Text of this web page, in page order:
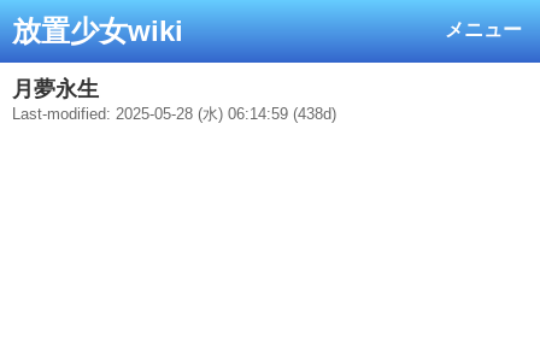
メニュー
放置少女wiki
月夢永生
Last-modified: 2025-05-28 (水) 06:14:59 (438d)